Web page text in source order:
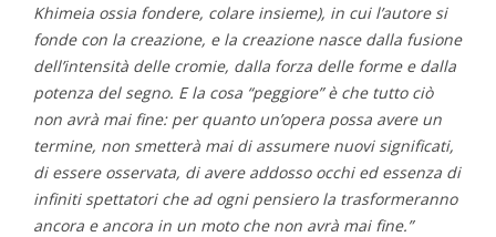
Khimeia ossia fondere, colare insieme), in cui l’autore si
fonde con la creazione, e la creazione nasce dalla fusione
dell’intensità delle cromie, dalla forza delle forme e dalla
potenza del segno. E la cosa “peggiore” è che tutto ciò
non avrà mai fine: per quanto un’opera possa avere un
termine, non smetterà mai di assumere nuovi significati,
di essere osservata, di avere addosso occhi ed essenza di
infiniti spettatori che ad ogni pensiero la trasformeranno
ancora e ancora in un moto che non avrà mai fine.”